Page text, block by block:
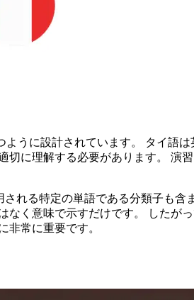
うに設計されています。 タイ語
に理解する必要があります。 演
れる特定の単語である分類子も
く意味で示すだけです。 したが
非常に重要です。